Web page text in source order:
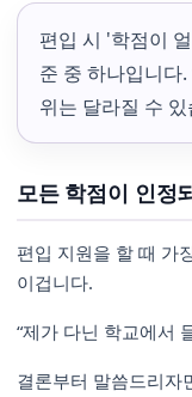
편입 시 '학점이
준 중 하나입니다
위는 달라질 수
모든 학점이 인정
편입 지원을 할 때 가
이겁니다.
“제가 다닌 학교에서
결론부터 말씀드리자